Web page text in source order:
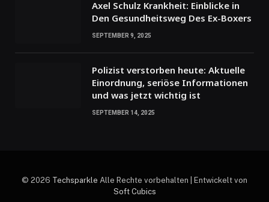
Axel Schulz Krankheit: Einblicke in
Den Gesundheitsweg Des Ex-Boxers
SEPTEMBER 9, 2025
Polizist verstorben heute: Aktuelle
Einordnung, seriöse Informationen
und was jetzt wichtig ist
SEPTEMBER 14, 2025
© 2026 Techsparkle Alle Rechte vorbehalten | Entwickelt von
Soft Cubics